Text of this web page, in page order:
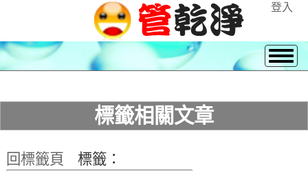
登入
標籤相關文章
回標籤頁
標籤：